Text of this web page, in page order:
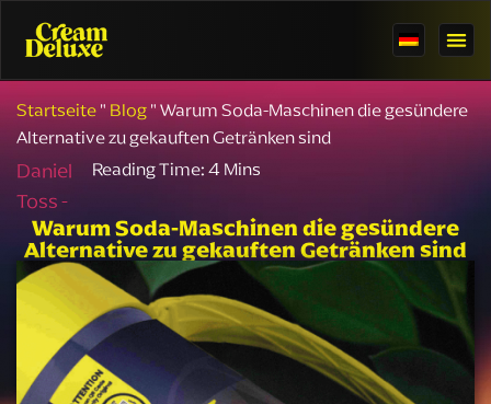
Startseite"Blog"Warum Soda-Maschinen die gesündere
Alternative zu gekauften Getränken sind
Daniel
Toss -
Warum Soda-Maschinen die gesündere
Alternative zu gekauften Getränken sind